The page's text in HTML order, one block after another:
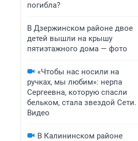
погибла?
В Дзержинском районе двое
детей вышли на крышу
пятиэтажного дома — фото
«Чтобы нас носили на
ручках, мы любим»: нерпа
Сергеевна, которую спасли
бельком, стала звездой Сети.
Видео
В Калининском районе